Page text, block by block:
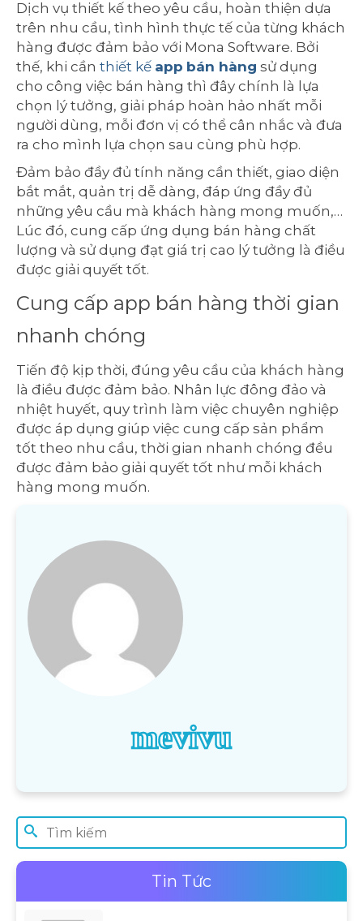
Dịch vụ thiết kế theo yêu cầu, hoàn thiện dựa
trên nhu cầu, tình hình thực tế của từng khách
hàng được đảm bảo với Mona Software. Bởi
thế, khi cần thiết kế app bán hàng sử dụng
cho công việc bán hàng thì đây chính là lựa
chọn lý tưởng, giải pháp hoàn hảo nhất mỗi
người dùng, mỗi đơn vị có thể cân nhắc và đưa
ra cho mình lựa chọn sau cùng phù hợp.
Đảm bảo đầy đủ tính năng cần thiết, giao diện
bắt mắt, quản trị dễ dàng, đáp ứng đầy đủ
những yêu cầu mà khách hàng mong muốn,…
Lúc đó, cung cấp ứng dụng bán hàng chất
lượng và sử dụng đạt giá trị cao lý tưởng là điều
được giải quyết tốt.
Cung cấp app bán hàng thời gian
nhanh chóng
Tiến độ kịp thời, đúng yêu cầu của khách hàng
là điều được đảm bảo. Nhân lực đông đảo và
nhiệt huyết, quy trình làm việc chuyên nghiệp
được áp dụng giúp việc cung cấp sản phẩm
tốt theo nhu cầu, thời gian nhanh chóng đều
được đảm bảo giải quyết tốt như mỗi khách
hàng mong muốn.
mevivu
Tin Tức